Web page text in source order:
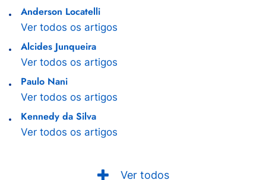
Anderson Locatelli
Ver todos os artigos
Alcides Junqueira
Ver todos os artigos
Paulo Nani
Ver todos os artigos
Kennedy da Silva
Ver todos os artigos
Ver todos